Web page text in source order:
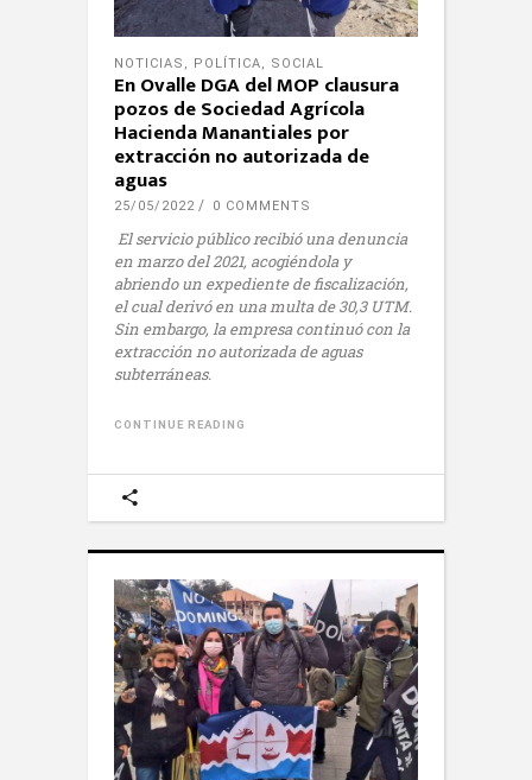
NOTICIAS , POLÍTICA, SOCIAL
En Ovalle DGA del MOP clausura
pozos de Sociedad Agrícola
Hacienda Manantiales por
extracción no autorizada de
aguas
25/05/2022 0 COMMENTS
El servicio público recibió una denuncia
en marzo del 2021, acogiéndola y
abriendo un expediente de fiscalización,
el cual derivó en una multa de 30,3 UTM.
Sin embargo, la empresa continuó con la
extracción no autorizada de aguas
subterráneas.
CONTINUE READING